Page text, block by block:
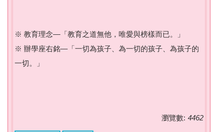
※ 教育理念—「教育之道無他，唯愛與榜樣而已。」
※ 辦學座右銘—「一切為孩子、為一切的孩子、為孩子的
一切。」
瀏覽數: 4462